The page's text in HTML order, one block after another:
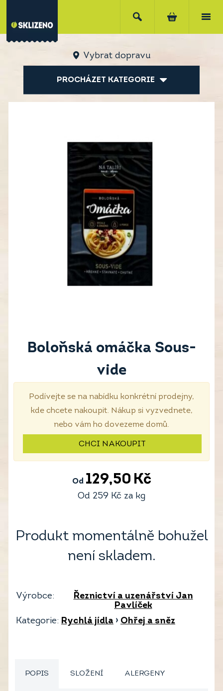
Vybrat dopravu
PROCHÁZET KATEGORIE
Boloňská omáčka Sous-
vide
Podívejte se na nabídku konkrétní prodejny,
kde chcete nakoupit. Nákup si vyzvednete,
nebo vám ho dovezeme domů.
CHCI NAKOUPIT
Od 129,50 Kč
Od 259 Kč za kg
Produkt momentálně bohužel
není skladem.
Výrobce:
Řeznictví a uzenářství Jan
Pavlíček
Kategorie: Rychlá jídla › Ohřej a sněz
POPIS SLOŽENÍ ALERGENY